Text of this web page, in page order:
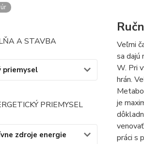
A STAVBA
priemysel
PRIEMYSEL
zdroje energie
Veľmi
sa dajú
W. Pri
hrán.
je
práci s